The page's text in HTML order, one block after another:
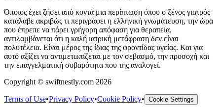
Όποιος έχει ζήσει από κοντά μια περίπτωση όπου ο ξένος γιατρός
κατάλαβε ακριβώς τι περιγράφει η ελληνική γνωμάτευση, την ώρα
που έπρεπε να πάρει γρήγορη απόφαση για θεραπεία,
αντιλαμβάνεται ότι η καλή ιατρική μετάφραση δεν είναι
πολυτέλεια. Είναι μέρος της ίδιας της φροντίδας υγείας. Και για
αυτό αξίζει να αντιμετωπίζεται με τον σεβασμό, την προσοχή και
την επαγγελματική σοβαρότητα που της αναλογεί.
Copyright © swiftnestly.com 2026
Terms of Use•Privacy Policy•Cookie Policy• Cookie Settings